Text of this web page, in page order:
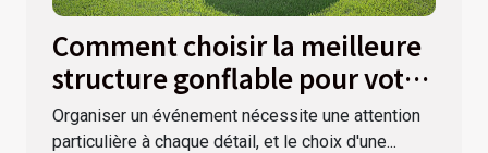
Comment choisir la meilleure
structure gonflable pour votre
événement
Organiser un événement nécessite une attention
particulière à chaque détail, et le choix d'une...